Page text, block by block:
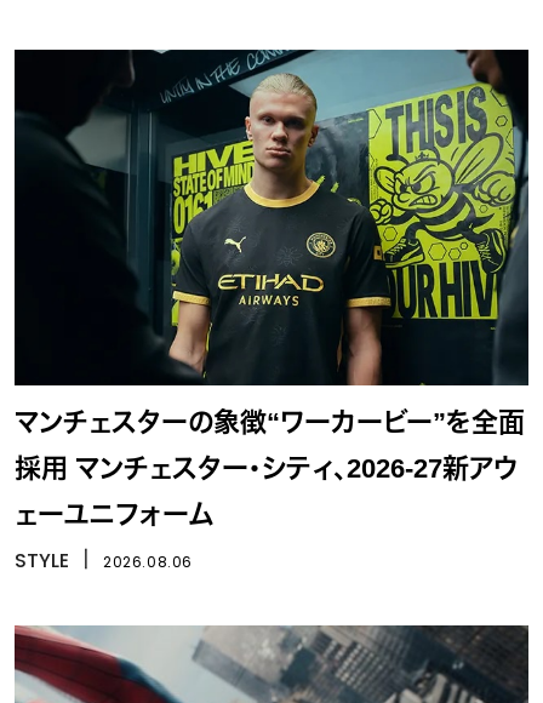
マンチェスターの象徴“ワーカービー”を全面
採用 マンチェスター・シティ、2026-27新アウ
ェーユニフォーム
STYLE 2026.08.06